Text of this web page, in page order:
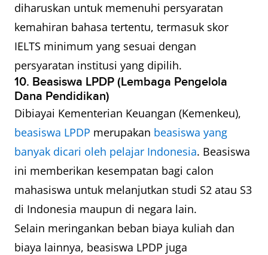
diharuskan untuk memenuhi persyaratan
kemahiran bahasa tertentu, termasuk skor
IELTS minimum yang sesuai dengan
persyaratan institusi yang dipilih.
10. Beasiswa LPDP (Lembaga Pengelola
Dana Pendidikan)
Dibiayai Kementerian Keuangan (Kemenkeu),
beasiswa LPDP merupakan beasiswa yang
banyak dicari oleh pelajar Indonesia. Beasiswa
ini memberikan kesempatan bagi calon
mahasiswa untuk melanjutkan studi S2 atau S3
di Indonesia maupun di negara lain.
Selain meringankan beban biaya kuliah dan
biaya lainnya, beasiswa LPDP juga